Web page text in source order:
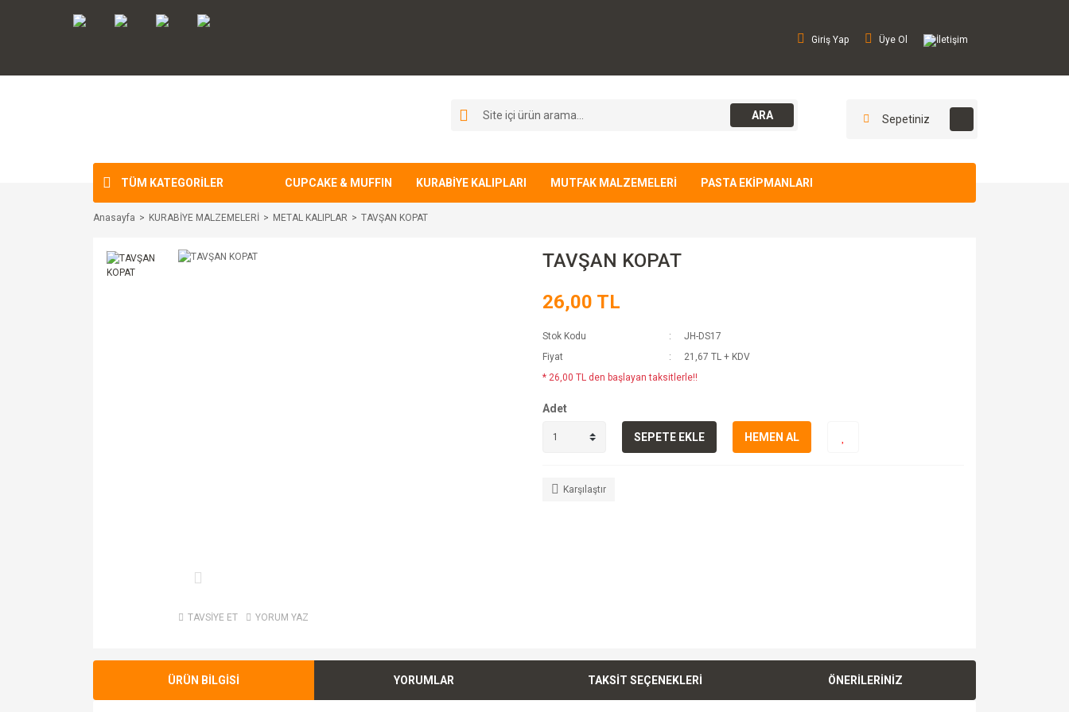
Giriş Yap Üye Ol İletişim
ARA Sepetiniz
TÜM KATEGORİLER CUPCAKE & MUFFIN KURABİYE KALIPLARI MUTFAK MALZEMELERİ PASTA EKİPMANLARI
Anasayfa KURABİYE MALZEMELERİ METAL KALIPLAR TAVŞAN KOPAT
TAVSİYE ET YORUM YAZ
TAVŞAN KOPAT
26,00 TL
Stok Kodu
JH-DS17
Fiyat
21,67 TL + KDV
* 26,00 TL den başlayan taksitlerle!!
Adet
SEPETE EKLE HEMEN AL
Karşılaştır
ÜRÜN BİLGİSİ YORUMLAR TAKSİT SEÇENEKLERİ ÖNERİLERİNİZ